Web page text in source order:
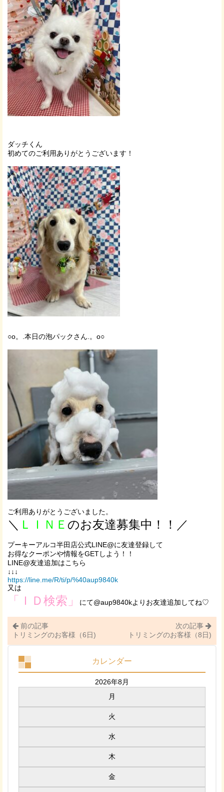
ダッチくん
初めてのご利用ありがとうございます！
○o。.本日の泡パックさん.。o○
ご利用ありがとうございました。
＼ ＬＩＮＥ のお友達募集中！！／
プーキーアルコ半田店公式LINE@に友達登録して
お得なクーポンや情報をGETしよう！！
LINE@友達追加はこちら
↓↓↓
https://line.me/R/ti/p/%40aup9840k
又は
「ＩＤ検索」 にて@aup9840kよりお友達追加してね♡
前の記事
トリミングのお客様（6日)
次の記事
トリミングのお客様（8日)
カレンダー
2026年8月
月
火
水
木
金